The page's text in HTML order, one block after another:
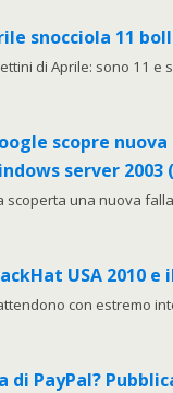
snocciola 11
di Aprile: sono 11 e
scopre
server 2003
scoperta una nuova
USA 2010 e il
con estremo
di PayPal?